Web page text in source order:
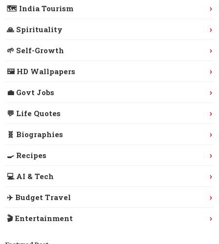
🗺️ India Tourism ›
🙏 Spirituality ›
🌱 Self-Growth ›
🖼️ HD Wallpapers ›
💼 Govt Jobs ›
💬 Life Quotes ›
🧬 Biographies ›
🍳 Recipes ›
💻 AI & Tech ›
✈️ Budget Travel ›
🎬 Entertainment ›